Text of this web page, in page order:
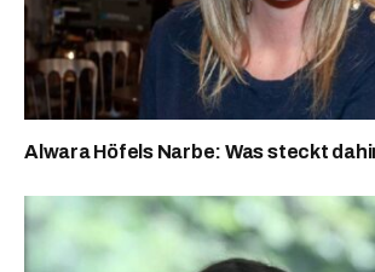
Alwara Höfels Narbe: Was steckt